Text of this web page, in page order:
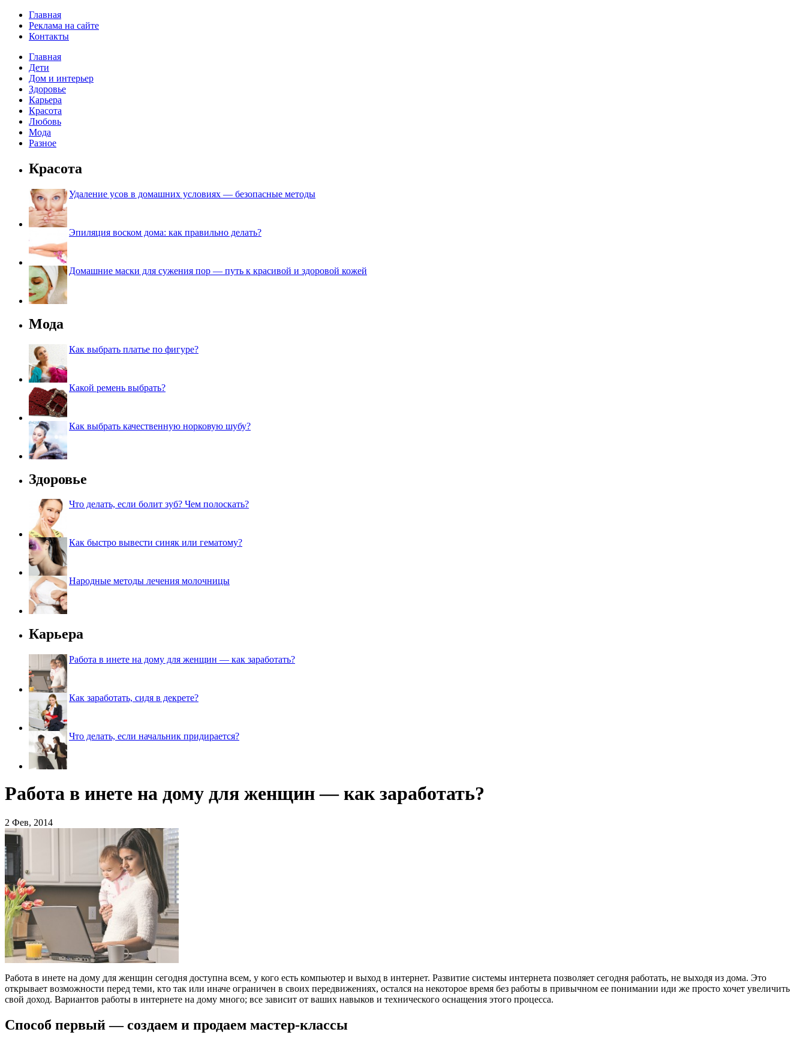
Главная
Реклама на сайте
Контакты
Главная
Дети
Дом и интерьер
Здоровье
Карьера
Красота
Любовь
Мода
Разное
Красота
Удаление усов в домашних условиях — безопасные методы
Эпиляция воском дома: как правильно делать?
Домашние маски для сужения пор — путь к красивой и здоровой кожей
Мода
Как выбрать платье по фигуре?
Какой ремень выбрать?
Как выбрать качественную норковую шубу?
Здоровье
Что делать, если болит зуб? Чем полоскать?
Как быстро вывести синяк или гематому?
Народные методы лечения молочницы
Карьера
Работа в инете на дому для женщин — как заработать?
Как заработать, сидя в декрете?
Что делать, если начальник придирается?
Работа в инете на дому для женщин — как заработать?
2 Фев, 2014
Работа в инете на дому для женщин сегодня доступна всем, у кого есть компьютер и выход в интернет. Развитие системы интернета позволяет сегодня работать, не выходя из дома. Это
открывает возможности перед теми, кто так или иначе ограничен в своих передвижениях, остался на некоторое время без работы в привычном ее понимании иди же просто хочет увеличить
свой доход. Вариантов работы в интернете на дому много; все зависит от ваших навыков и технического оснащения этого процесса.
Способ первый — создаем и продаем мастер-классы